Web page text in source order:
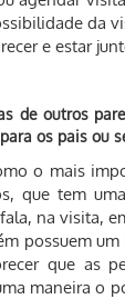
da
e estar
de outros
os pais ou
o mais
que tem
na visita,
possuem
que as
maneira o